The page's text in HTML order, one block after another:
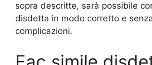
sopra descritte, sarà possibile
disdetta in modo corretto e
complicazioni.